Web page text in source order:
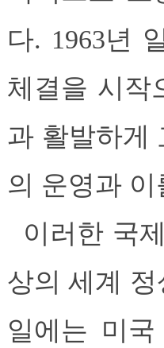
다. 1963년
체결을 시
과 활발하게
의 운영과
이러한 국
상의 세계 정
일에는 미